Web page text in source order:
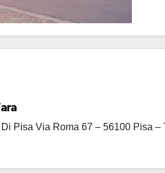
Pisa Via Roma 67 – 56100 Pisa –